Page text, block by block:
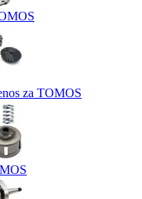
za TOMOS